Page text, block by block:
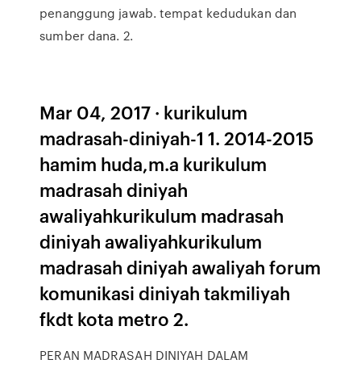
penanggung jawab. tempat kedudukan dan
sumber dana. 2.
Mar 04, 2017 · kurikulum
madrasah-diniyah-1 1. 2014-2015
hamim huda,m.a kurikulum
madrasah diniyah
awaliyahkurikulum madrasah
diniyah awaliyahkurikulum
madrasah diniyah awaliyah forum
komunikasi diniyah takmiliyah
fkdt kota metro 2.
PERAN MADRASAH DINIYAH DALAM